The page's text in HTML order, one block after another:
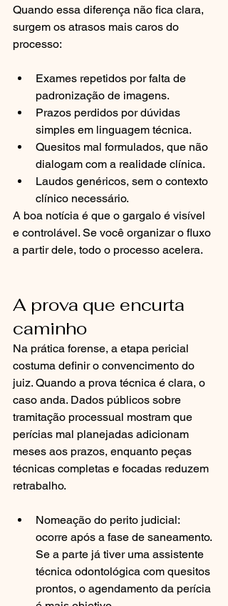
Quando essa diferença não fica clara,
surgem os atrasos mais caros do
processo:
Exames repetidos por falta de
padronização de imagens.
Prazos perdidos por dúvidas
simples em linguagem técnica.
Quesitos mal formulados, que não
dialogam com a realidade clínica.
Laudos genéricos, sem o contexto
clínico necessário.
A boa notícia é que o gargalo é visível
e controlável. Se você organizar o fluxo
a partir dele, todo o processo acelera.
A prova que encurta
caminho
Na prática forense, a etapa pericial
costuma definir o convencimento do
juiz. Quando a prova técnica é clara, o
caso anda. Dados públicos sobre
tramitação processual mostram que
perícias mal planejadas adicionam
meses aos prazos, enquanto peças
técnicas completas e focadas reduzem
retrabalho.
Nomeação do perito judicial:
ocorre após a fase de saneamento.
Se a parte já tiver uma assistente
técnica odontológica com quesitos
prontos, o agendamento da perícia